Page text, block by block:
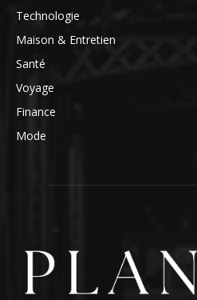
Technologie
Maison & Entretien
Santé
Voyage
Finance
Mode